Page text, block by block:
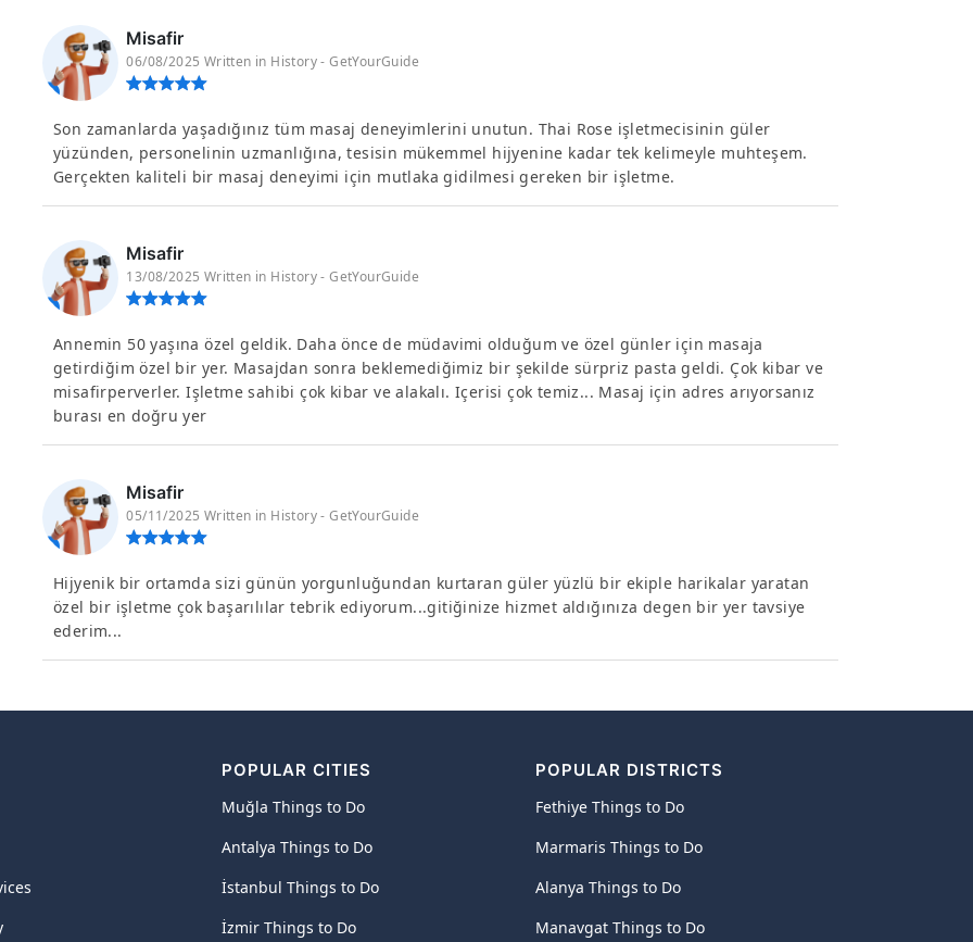
Misafir
06/08/2025 Written in History - GetYourGuide
Son zamanlarda yaşadığınız tüm masaj deneyimlerini unutun. Thai Rose işletmecisinin güler
yüzünden, personelinin uzmanlığına, tesisin mükemmel hijyenine kadar tek kelimeyle muhteşem.
Gerçekten kaliteli bir masaj deneyimi için mutlaka gidilmesi gereken bir işletme.
Misafir
13/08/2025 Written in History - GetYourGuide
Annemin 50 yaşına özel geldik. Daha önce de müdavimi olduğum ve özel günler için masaja
getirdiğim özel bir yer. Masajdan sonra beklemediğimiz bir şekilde sürpriz pasta geldi. Çok kibar ve
misafirperverler. Işletme sahibi çok kibar ve alakalı. Içerisi çok temiz... Masaj için adres arıyorsanız
burası en doğru yer
Misafir
05/11/2025 Written in History - GetYourGuide
Hijyenik bir ortamda sizi günün yorgunluğundan kurtaran güler yüzlü bir ekiple harikalar yaratan
özel bir işletme çok başarılılar tebrik ediyorum...gitiğinize hizmet aldığınıza degen bir yer tavsiye
ederim...
POPULAR CITIES
Muğla Things to Do
Antalya Things to Do
İstanbul Things to Do
İzmir Things to Do
POPULAR DISTRICTS
Fethiye Things to Do
Marmaris Things to Do
Alanya Things to Do
Manavgat Things to Do